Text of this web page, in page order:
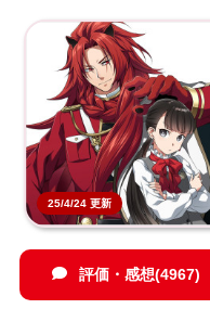
25/4/24 更新
評価・感想(4967)